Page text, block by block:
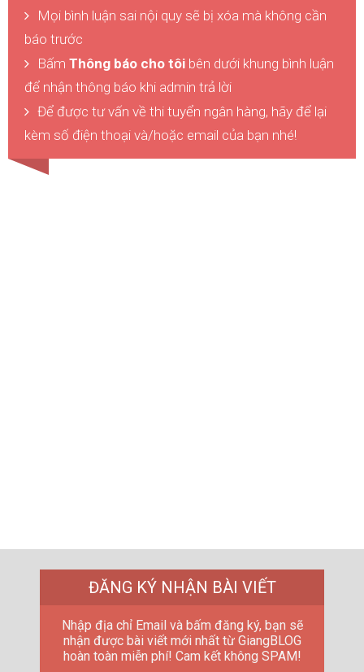
Mọi bình luận sai nội quy sẽ bị xóa mà không cần
báo trước
Bấm Thông báo cho tôi bên dưới khung bình luận
để nhận thông báo khi admin trả lời
Để được tư vấn về thi tuyển ngân hàng, hãy để lại
kèm số điện thoại và/hoặc email của bạn nhé!
ĐĂNG KÝ NHẬN BÀI VIẾT
Nhập địa chỉ Email và bấm đăng ký, bạn sẽ
nhận được bài viết mới nhất từ GiangBLOG
hoàn toàn miễn phí! Cam kết không SPAM!